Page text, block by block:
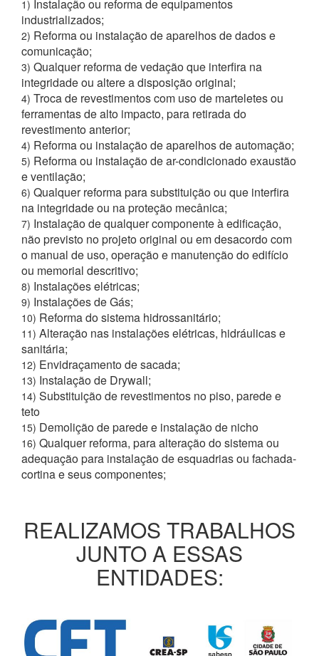
1) Instalação ou reforma de equipamentos
industrializados;
2) Reforma ou instalação de aparelhos de dados e
comunicação;
3) Qualquer reforma de vedação que interfira na
integridade ou altere a disposição original;
4) Troca de revestimentos com uso de marteletes ou
ferramentas de alto impacto, para retirada do
revestimento anterior;
4) Reforma ou instalação de aparelhos de automação;
5) Reforma ou instalação de ar-condicionado exaustão
e ventilação;
6) Qualquer reforma para substituição ou que interfira
na integridade ou na proteção mecânica;
7) Instalação de qualquer componente à edificação,
não previsto no projeto original ou em desacordo com
o manual de uso, operação e manutenção do edifício
ou memorial descritivo;
8) Instalações elétricas;
9) Instalações de Gás;
10) Reforma do sistema hidrossanitário;
11) Alteração nas instalações elétricas, hidráulicas e
sanitária;
12) Envidraçamento de sacada;
13) Instalação de Drywall;
14) Substituição de revestimentos no piso, parede e
teto
15) Demolição de parede e instalação de nicho
16) Qualquer reforma, para alteração do sistema ou
adequação para instalação de esquadrias ou fachada-
cortina e seus componentes;
REALIZAMOS TRABALHOS
JUNTO A ESSAS
ENTIDADES: